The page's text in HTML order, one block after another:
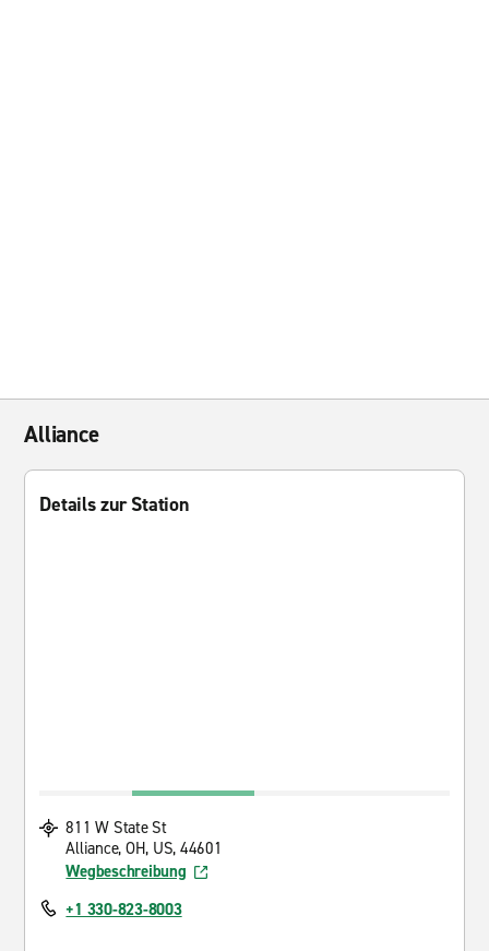
Alliance
Details zur Station
811 W State St
Alliance, OH, US, 44601
Wegbeschreibung
+1 330-823-8003